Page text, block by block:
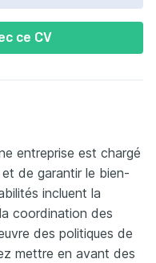
ce CV
entreprise est chargé
de garantir le bien-
incluent la
coordination des
des politiques de
mettre en avant des